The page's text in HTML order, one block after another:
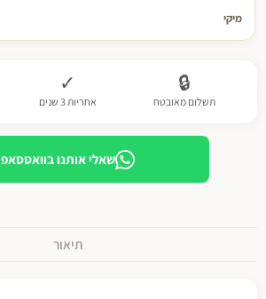
מיקי
🔒
תשלום מאובטח
✓
אחריות 3 שנים
שאלי אותנו בוואטסאפ
תיאור